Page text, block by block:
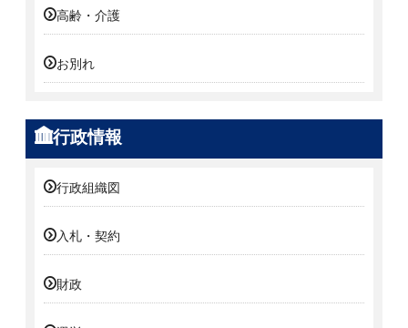
高齢・介護
お別れ
行政情報
行政組織図
入札・契約
財政